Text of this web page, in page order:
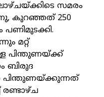
സമരം
കുറഞ്ഞത് 250
പണിമുടക്കി.
മറ്റ്
പിന്തുണയ്ക്ക്
ബിരുദ
പിന്തുണയ്ക്കുന്നത്